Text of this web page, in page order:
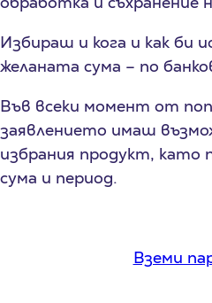
Избираш и кога и как би
желаната сума – по
Във всеки момент от
заявлението имаш
избрания продукт, като
сума и период.
Вземи